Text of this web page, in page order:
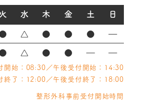
火 水 木 金 土 日
△ ● ● ● ―
△ ● ● ― ―
開始：08:30／午後受付開始：14:30
終了：12:00／午後受付終了：18:00
整形外科事前受付開始時間